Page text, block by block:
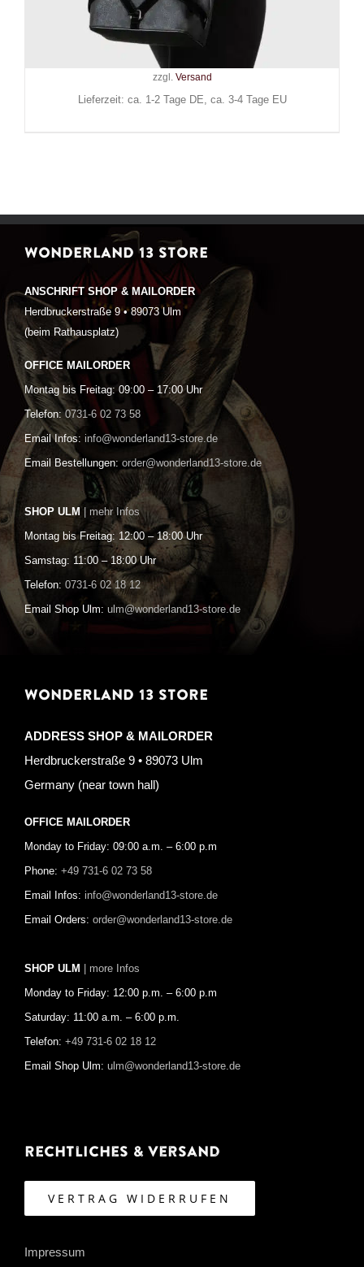
Realm
59,90
zzgl. Versand
Lieferzeit: ca. 1-2 Tage DE, ca. 3-4 Tage EU
WONDERLAND 13 STORE
ANSCHRIFT SHOP & MAILORDER
Herdbruckerstraße 9 • 89073 Ulm
(beim Rathausplatz)
OFFICE MAILORDER
Montag bis Freitag: 09:00 – 17:00 Uhr
Telefon: 0731-6 02 73 58
Email Infos: info@wonderland13-store.de
Email Bestellungen: order@wonderland13-store.de
SHOP ULM | mehr Infos
Montag bis Freitag: 12:00 – 18:00 Uhr
Samstag: 11:00 – 18:00 Uhr
Telefon: 0731-6 02 18 12
Email Shop Ulm: ulm@wonderland13-store.de
WONDERLAND 13 STORE
ADDRESS SHOP & MAILORDER
Herdbruckerstraße 9 • 89073 Ulm
Germany (near town hall)
OFFICE MAILORDER
Monday to Friday: 09:00 a.m. – 6:00 p.m
Phone: +49 731-6 02 73 58
Email Infos: info@wonderland13-store.de
Email Orders: order@wonderland13-store.de
SHOP ULM | more Infos
Monday to Friday: 12:00 p.m. – 6:00 p.m
Saturday: 11:00 a.m. – 6:00 p.m.
Telefon: +49 731-6 02 18 12
Email Shop Ulm: ulm@wonderland13-store.de
Rechtliches & Versand
VERTRAG WIDERRUFEN
Impressum